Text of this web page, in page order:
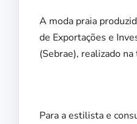
A moda praia
de Exportações e
(Sebrae), realizado
Para a estilista e